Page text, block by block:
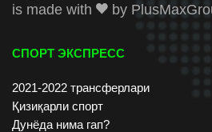
is made with
by
СПОРТ ЭКСПРЕСС
2021-2022 трансферлари
Қизиқарли спорт
Дунёда нима гап?